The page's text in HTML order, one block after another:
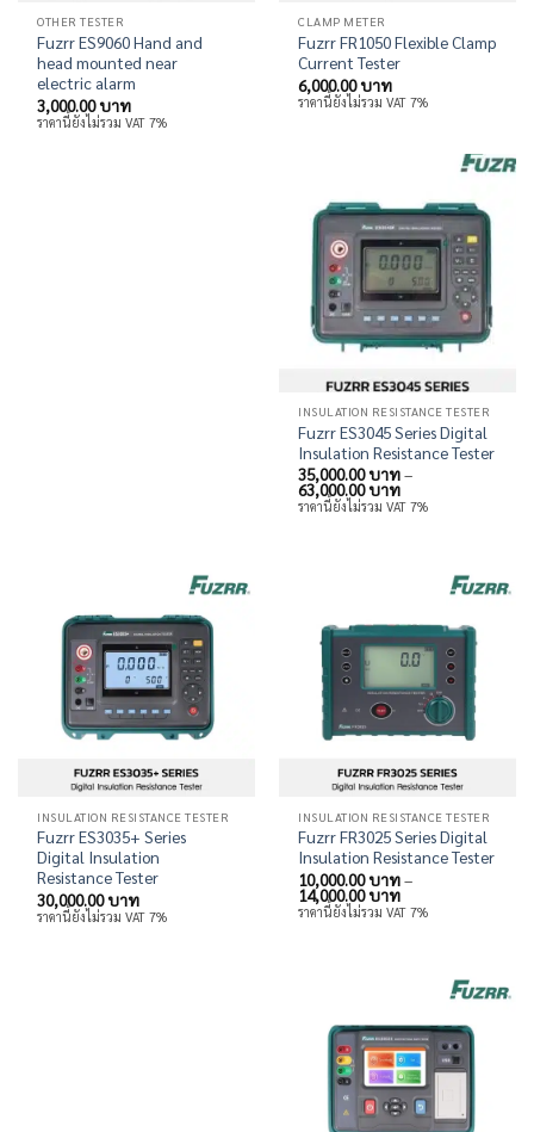
OTHER TESTER
Fuzrr ES9060 Hand and
head mounted near
electric alarm
3,000.00บาท
ราคานี้ยังไม่รวม VAT 7%
CLAMP METER
Fuzrr FR1050 Flexible Clamp
Current Tester
6,000.00บาท
ราคานี้ยังไม่รวม VAT 7%
INSULATION RESISTANCE TESTER
Fuzrr ES3045 Series Digital
Insulation Resistance Tester
35,000.00บาท–
63,000.00บาทPrice
range:
35,000.00 บาท
ราคานี้ยังไม่รวม VAT 7%
INSULATION RESISTANCE TESTER
Fuzrr ES3035+ Series
Digital Insulation
Resistance Tester
30,000.00บาท
ราคานี้ยังไม่รวม VAT 7%
INSULATION RESISTANCE TESTER
Fuzrr FR3025 Series Digital
Insulation Resistance Tester
10,000.00บาท–
14,000.00บาทPrice
range:
10,000.00 บาท
ราคานี้ยังไม่รวม VAT 7%